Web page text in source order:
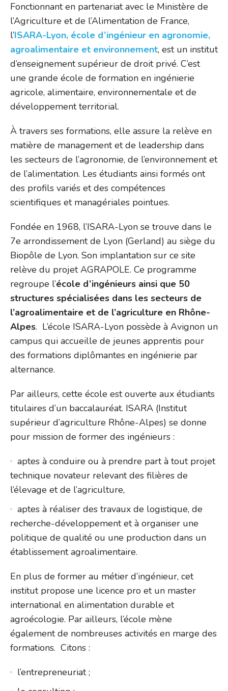
Fonctionnant en partenariat avec le Ministère de
l’Agriculture et de l’Alimentation de France,
l’ISARA-Lyon, école d’ingénieur en agronomie,
agroalimentaire et environnement, est un institut
d’enseignement supérieur de droit privé. C’est
une grande école de formation en ingénierie
agricole, alimentaire, environnementale et de
développement territorial.
À travers ses formations, elle assure la relève en
matière de management et de leadership dans
les secteurs de l’agronomie, de l’environnement et
de l’alimentation. Les étudiants ainsi formés ont
des profils variés et des compétences
scientifiques et managériales pointues.
Fondée en 1968, l’ISARA-Lyon se trouve dans le
7e arrondissement de Lyon (Gerland) au siège du
Biopôle de Lyon. Son implantation sur ce site
relève du projet AGRAPOLE. Ce programme
regroupe l’école d’ingénieurs ainsi que 50
structures spécialisées dans les secteurs de
l’agroalimentaire et de l’agriculture en Rhône-
Alpes. L’école ISARA-Lyon possède à Avignon un
campus qui accueille de jeunes apprentis pour
des formations diplômantes en ingénierie par
alternance.
Par ailleurs, cette école est ouverte aux étudiants
titulaires d’un baccalauréat. ISARA (Institut
supérieur d’agriculture Rhône-Alpes) se donne
pour mission de former des ingénieurs :
aptes à conduire ou à prendre part à tout projet
technique novateur relevant des filières de
l’élevage et de l’agriculture,
aptes à réaliser des travaux de logistique, de
recherche-développement et à organiser une
politique de qualité ou une production dans un
établissement agroalimentaire.
En plus de former au métier d’ingénieur, cet
institut propose une licence pro et un master
international en alimentation durable et
agroécologie. Par ailleurs, l’école mène
également de nombreuses activités en marge des
formations. Citons :
l’entrepreneuriat ;